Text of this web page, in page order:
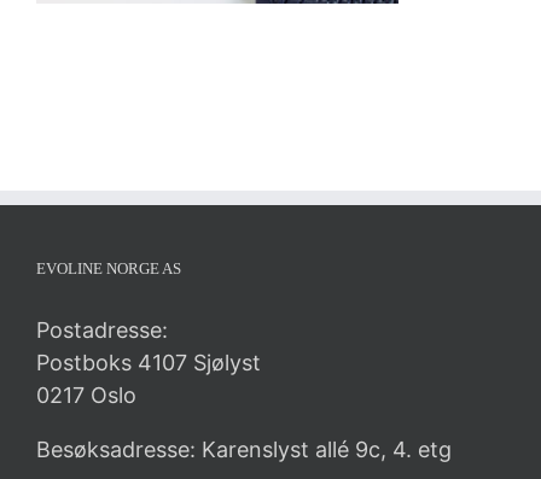
EVOLINE NORGE AS
Postadresse:
Postboks 4107 Sjølyst
0217 Oslo
Besøksadresse: Karenslyst allé 9c, 4. etg